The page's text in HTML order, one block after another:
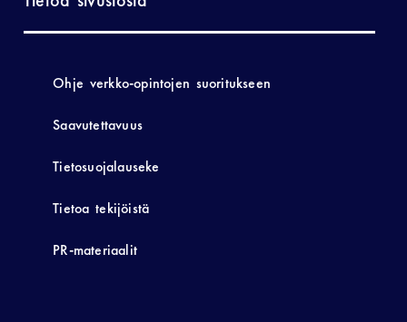
Ohje verkko-opintojen suoritukseen
Saavutettavuus
Tietosuojalauseke
Tietoa tekijöistä
PR-materiaalit